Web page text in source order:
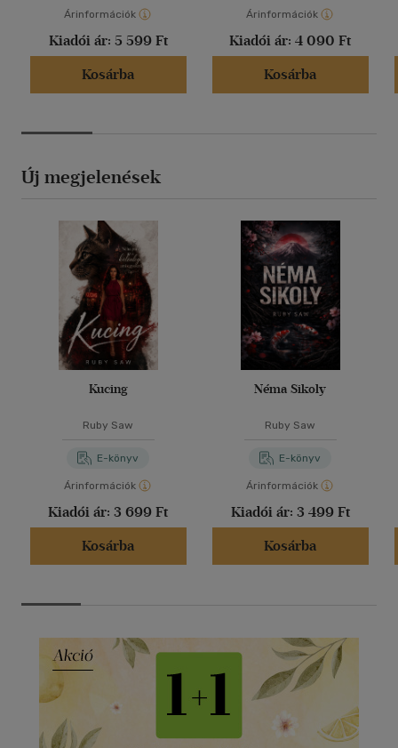
Árinformációk
Kiadói ár: 5 599 Ft
Kosárba
Árinformációk
Kiadói ár: 4 090 Ft
Kosárba
Új megjelenések
Kucing
Ruby Saw
E-könyv
Árinformációk
Kiadói ár: 3 699 Ft
Kosárba
Néma Sikoly
Ruby Saw
E-könyv
Árinformációk
Kiadói ár: 3 499 Ft
Kosárba